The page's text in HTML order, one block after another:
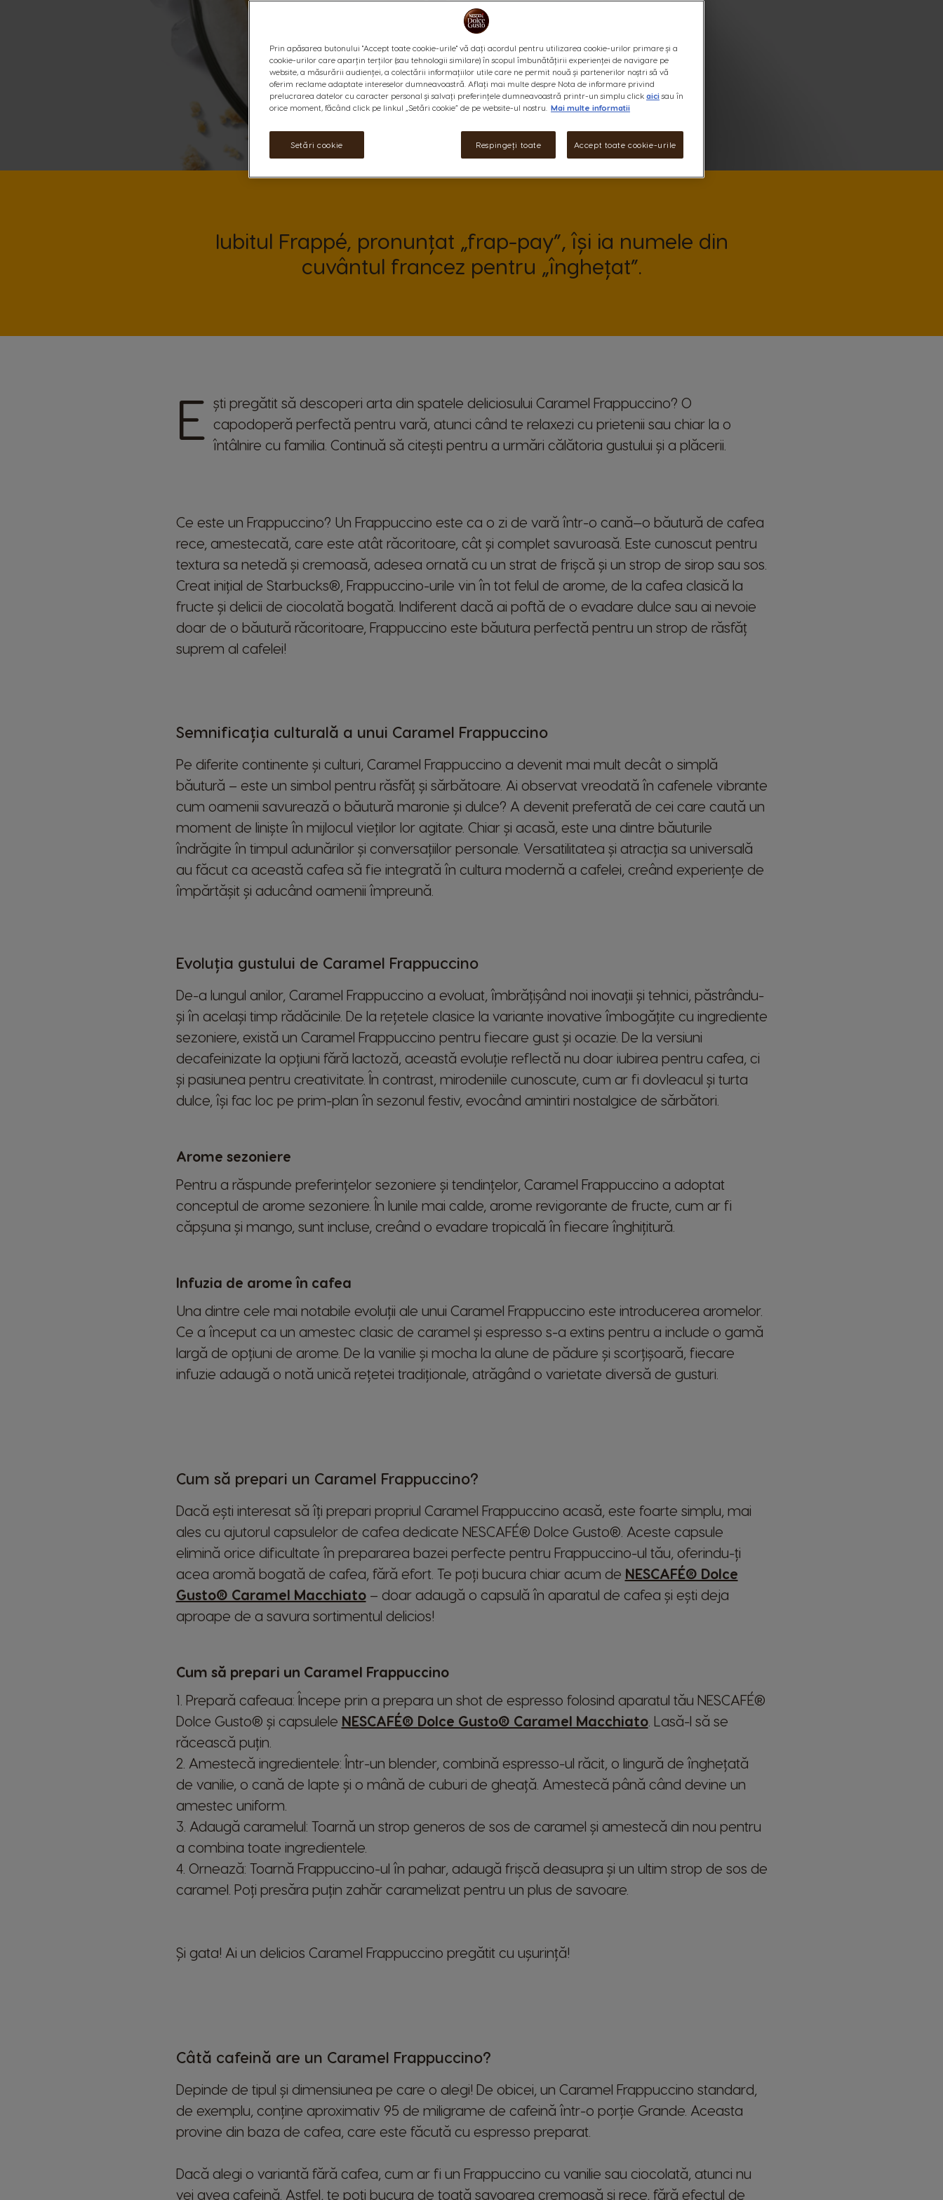
Iubitul Frappé, pronunțat „frap-pay”, își ia numele din
cuvântul francez pentru „înghețat”.
E ști pregătit să descoperi arta din spatele deliciosului Caramel Frappuccino? O
capodoperă perfectă pentru vară, atunci când te relaxezi cu prietenii sau chiar la o
întâlnire cu familia. Continuă să citești pentru a urmări călătoria gustului și a plăcerii.
Ce este un Frappuccino? Un Frappuccino este ca o zi de vară într-o cană—o băutură de cafea
rece, amestecată, care este atât răcoritoare, cât și complet savuroasă. Este cunoscut pentru
textura sa netedă și cremoasă, adesea ornată cu un strat de frișcă și un strop de sirop sau sos.
Creat inițial de Starbucks®, Frappuccino-urile vin în tot felul de arome, de la cafea clasică la
fructe și delicii de ciocolată bogată. Indiferent dacă ai poftă de o evadare dulce sau ai nevoie
doar de o băutură răcoritoare, Frappuccino este băutura perfectă pentru un strop de răsfăț
suprem al cafelei!
Semnificația culturală a unui Caramel Frappuccino
Pe diferite continente și culturi, Caramel Frappuccino a devenit mai mult decât o simplă
băutură – este un simbol pentru răsfăț și sărbătoare. Ai observat vreodată în cafenele vibrante
cum oamenii savurează o băutură maronie și dulce? A devenit preferată de cei care caută un
moment de liniște în mijlocul vieților lor agitate. Chiar și acasă, este una dintre băuturile
îndrăgite în timpul adunărilor și conversațiilor personale. Versatilitatea și atracția sa universală
au făcut ca această cafea să fie integrată în cultura modernă a cafelei, creând experiențe de
împărtășit și aducând oamenii împreună.
Evoluția gustului de Caramel Frappuccino
De-a lungul anilor, Caramel Frappuccino a evoluat, îmbrățișând noi inovații și tehnici, păstrându-
și în același timp rădăcinile. De la rețetele clasice la variante inovative îmbogățite cu ingrediente
sezoniere, există un Caramel Frappuccino pentru fiecare gust și ocazie. De la versiuni
decafeinizate la opțiuni fără lactoză, această evoluție reflectă nu doar iubirea pentru cafea, ci
și pasiunea pentru creativitate. În contrast, mirodeniile cunoscute, cum ar fi dovleacul și turta
dulce, își fac loc pe prim-plan în sezonul festiv, evocând amintiri nostalgice de sărbători.
Arome sezoniere
Pentru a răspunde preferințelor sezoniere și tendințelor, Caramel Frappuccino a adoptat
conceptul de arome sezoniere. În lunile mai calde, arome revigorante de fructe, cum ar fi
căpșuna și mango, sunt incluse, creând o evadare tropicală în fiecare înghițitură.
Infuzia de arome în cafea
Una dintre cele mai notabile evoluții ale unui Caramel Frappuccino este introducerea aromelor.
Ce a început ca un amestec clasic de caramel și espresso s-a extins pentru a include o gamă
largă de opțiuni de arome. De la vanilie și mocha la alune de pădure și scorțișoară, fiecare
infuzie adaugă o notă unică rețetei tradiționale, atrăgând o varietate diversă de gusturi.
Cum să prepari un Caramel Frappuccino?
Dacă ești interesat să îți prepari propriul Caramel Frappuccino acasă, este foarte simplu, mai
ales cu ajutorul capsulelor de cafea dedicate NESCAFÉ® Dolce Gusto®. Aceste capsule
elimină orice dificultate în prepararea bazei perfecte pentru Frappuccino-ul tău, oferindu-ți
acea aromă bogată de cafea, fără efort. Te poți bucura chiar acum de NESCAFÉ® Dolce
Gusto® Caramel Macchiato– doar adaugă o capsulă în aparatul de cafea și ești deja
aproape de a savura sortimentul delicios!
Cum să prepari un Caramel Frappuccino
1. Prepară cafeaua: Începe prin a prepara un shot de espresso folosind aparatul tău NESCAFÉ®
Dolce Gusto® și capsulele NESCAFÉ® Dolce Gusto® Caramel Macchiato. Lasă-l să se
răcească puțin.
2. Amestecă ingredientele: Într-un blender, combină espresso-ul răcit, o lingură de înghețată
de vanilie, o cană de lapte și o mână de cuburi de gheață. Amestecă până când devine un
amestec uniform.
3. Adaugă caramelul: Toarnă un strop generos de sos de caramel și amestecă din nou pentru
a combina toate ingredientele.
4. Ornează: Toarnă Frappuccino-ul în pahar, adaugă frișcă deasupra și un ultim strop de sos de
caramel. Poți presăra puțin zahăr caramelizat pentru un plus de savoare.
Și gata! Ai un delicios Caramel Frappuccino pregătit cu ușurință!
Câtă cafeină are un Caramel Frappuccino?
Depinde de tipul și dimensiunea pe care o alegi! De obicei, un Caramel Frappuccino standard,
de exemplu, conține aproximativ 95 de miligrame de cafeină într-o porție Grande. Aceasta
provine din baza de cafea, care este făcută cu espresso preparat.
Dacă alegi o variantă fără cafea, cum ar fi un Frappuccino cu vanilie sau ciocolată, atunci nu
vei avea cafeină. Astfel, te poți bucura de toată savoarea cremoasă și rece, fără efectul de
Prin apăsarea butonului "Accept toate cookie-urile" vă dați acordul pentru utilizarea cookie-urilor primare și a
cookie-urilor care aparțin terților (sau tehnologii similare) în scopul îmbunătățirii experienței de navigare pe
website, a măsurării audienței, a colectării informațiilor utile care ne permit nouă și partenerilor noștri să vă
oferim reclame adaptate intereselor dumneavoastră. Aflați mai multe despre Nota de informare privind
prelucrarea datelor cu caracter personal și salvați preferințele dumneavoastră printr-un simplu click aicisau în
orice moment, făcând click pe linkul „Setări cookie” de pe website-ul nostru.
Mai multe informatii
Respingeți toate Accept toate cookie-urile
Setări cookie